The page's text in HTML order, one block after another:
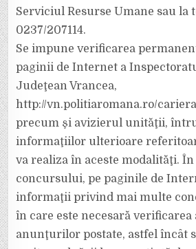
Serviciul Resurse Umane sau la
0237/207114.
Se impune verificarea
paginii de Internet a
Judeţean Vrancea,
http://vn.politiaromana.ro/
precum şi avizierul unităţii,
informaţiilor ulterioare
va realiza în aceste modalităţi.
concursului, pe paginile de
informaţii privind mai multe
în care este necesară
anunţurilor postate, astfel încât